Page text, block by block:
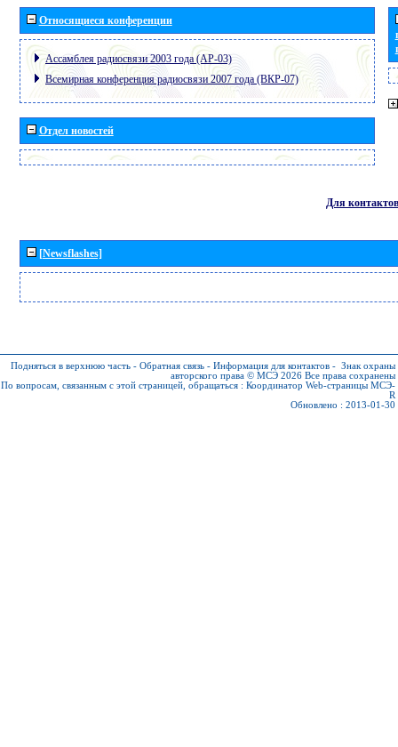
Относящиеся конференции
Ассамблея радиосвязи 2003 года (АР-03)
Всемирная конференция радиосвязи 2007 года (ВКР-07)
Отдел новостей
Для контактов
[Newsflashes]
Подняться в верхнюю часть - Обратная связь - Информация для контактов - Знак охраны
авторского права © МСЭ 2026 Все права сохранены
По вопросам, связанным с этой страницей, обращаться : Координатор Web-страницы МСЭ-
R
Обновлено : 2013-01-30